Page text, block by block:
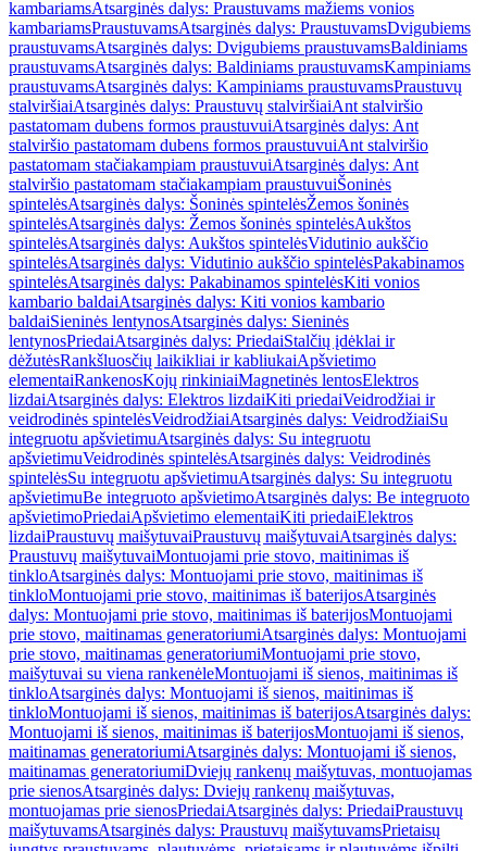
kambariamsAtsarginės dalys: Praustuvams mažiems vonios
kambariamsPraustuvamsAtsarginės dalys: PraustuvamsDvigubiems
praustuvamsAtsarginės dalys: Dvigubiems praustuvamsBaldiniams
praustuvamsAtsarginės dalys: Baldiniams praustuvamsKampiniams
praustuvamsAtsarginės dalys: Kampiniams praustuvamsPraustuvų
stalviršiaiAtsarginės dalys: Praustuvų stalviršiaiAnt stalviršio
pastatomam dubens formos praustuvuiAtsarginės dalys: Ant
stalviršio pastatomam dubens formos praustuvuiAnt stalviršio
pastatomam stačiakampiam praustuvuiAtsarginės dalys: Ant
stalviršio pastatomam stačiakampiam praustuvuiŠoninės
spintelėsAtsarginės dalys: Šoninės spintelėsŽemos šoninės
spintelėsAtsarginės dalys: Žemos šoninės spintelėsAukštos
spintelėsAtsarginės dalys: Aukštos spintelėsVidutinio aukščio
spintelėsAtsarginės dalys: Vidutinio aukščio spintelėsPakabinamos
spintelėsAtsarginės dalys: Pakabinamos spintelėsKiti vonios
kambario baldaiAtsarginės dalys: Kiti vonios kambario
baldaiSieninės lentynosAtsarginės dalys: Sieninės
lentynosPriedaiAtsarginės dalys: PriedaiStalčių įdėklai ir
dėžutėsRankšluosčių laikikliai ir kabliukaiApšvietimo
elementaiRankenosKojų rinkiniaiMagnetinės lentosElektros
lizdaiAtsarginės dalys: Elektros lizdaiKiti priedaiVeidrodžiai ir
veidrodinės spintelėsVeidrodžiaiAtsarginės dalys: VeidrodžiaiSu
integruotu apšvietimuAtsarginės dalys: Su integruotu
apšvietimuVeidrodinės spintelėsAtsarginės dalys: Veidrodinės
spintelėsSu integruotu apšvietimuAtsarginės dalys: Su integruotu
apšvietimuBe integruoto apšvietimoAtsarginės dalys: Be integruoto
apšvietimoPriedaiApšvietimo elementaiKiti priedaiElektros
lizdaiPraustuvų maišytuvaiPraustuvų maišytuvaiAtsarginės dalys:
Praustuvų maišytuvaiMontuojami prie stovo, maitinimas iš
tinkloAtsarginės dalys: Montuojami prie stovo, maitinimas iš
tinkloMontuojami prie stovo, maitinimas iš baterijosAtsarginės
dalys: Montuojami prie stovo, maitinimas iš baterijosMontuojami
prie stovo, maitinamas generatoriumiAtsarginės dalys: Montuojami
prie stovo, maitinamas generatoriumiMontuojami prie stovo,
maišytuvai su viena rankenėleMontuojami iš sienos, maitinimas iš
tinkloAtsarginės dalys: Montuojami iš sienos, maitinimas iš
tinkloMontuojami iš sienos, maitinimas iš baterijosAtsarginės dalys:
Montuojami iš sienos, maitinimas iš baterijosMontuojami iš sienos,
maitinamas generatoriumiAtsarginės dalys: Montuojami iš sienos,
maitinamas generatoriumiDviejų rankenų maišytuvas, montuojamas
prie sienosAtsarginės dalys: Dviejų rankenų maišytuvas,
montuojamas prie sienosPriedaiAtsarginės dalys: PriedaiPraustuvų
maišytuvamsAtsarginės dalys: Praustuvų maišytuvamsPrietaisų